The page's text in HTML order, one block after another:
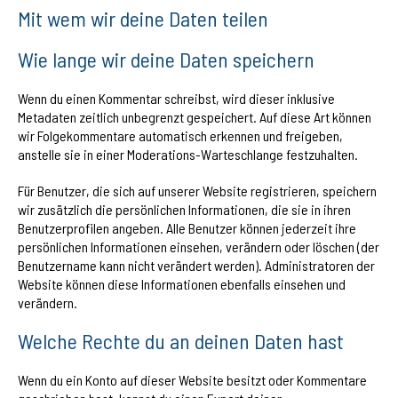
Mit wem wir deine Daten teilen
Wie lange wir deine Daten speichern
Wenn du einen Kommentar schreibst, wird dieser inklusive
Metadaten zeitlich unbegrenzt gespeichert. Auf diese Art können
wir Folgekommentare automatisch erkennen und freigeben,
anstelle sie in einer Moderations-Warteschlange festzuhalten.
Für Benutzer, die sich auf unserer Website registrieren, speichern
wir zusätzlich die persönlichen Informationen, die sie in ihren
Benutzerprofilen angeben. Alle Benutzer können jederzeit ihre
persönlichen Informationen einsehen, verändern oder löschen (der
Benutzername kann nicht verändert werden). Administratoren der
Website können diese Informationen ebenfalls einsehen und
verändern.
Welche Rechte du an deinen Daten hast
Wenn du ein Konto auf dieser Website besitzt oder Kommentare